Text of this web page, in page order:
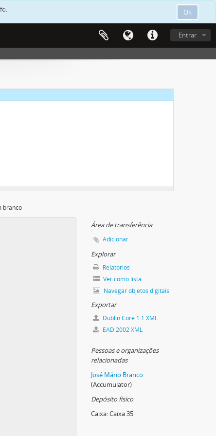
Ok
Entrar
branco
Área de transferência
Adicionar
Explorar
Relatórios
Ver como lista
Navegar objetos digitais
Exportar
Dublin Core 1.1 XML
EAD 2002 XML
Pessoas e organizações
relacionadas
José Mário Branco
(Accumulator)
Depósito físico
Caixa:Caixa 35